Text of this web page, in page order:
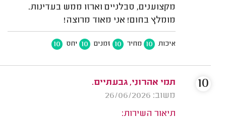
מקצוענים, סבלניים וארזו ממש בעדינות.
מומלץ בחום! אני מאוד מרוצה!
איכות 10 מחיר 10 זמנים 10 יחס 10
תמי אהרוני, גבעתיים.
משוב: 26/06/2026
תיאור השירות:
10